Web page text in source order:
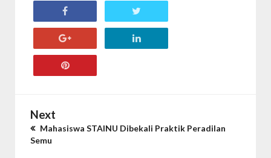
Next
Mahasiswa STAINU Dibekali Praktik Peradilan
Semu